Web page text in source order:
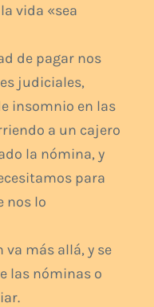
vida «sea
de pagar nos
judiciales,
insomnio en las
a un cajero
la nómina, y
para
nos lo
más allá, y se
las nóminas o